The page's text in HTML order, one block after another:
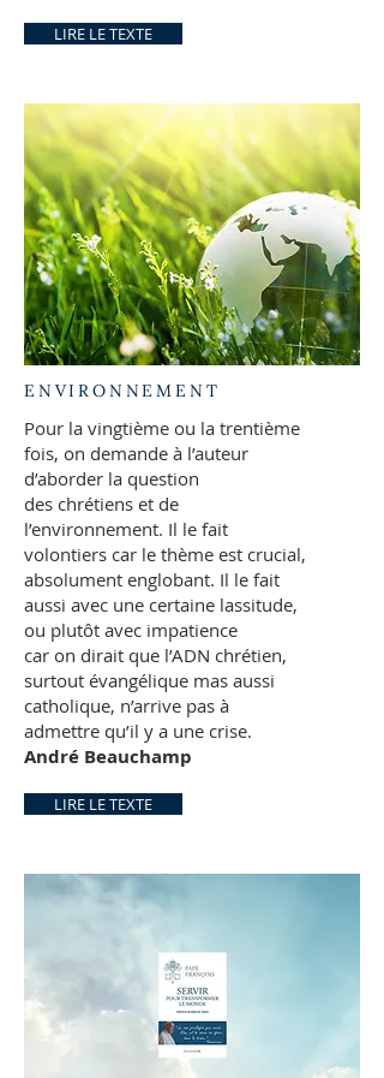
LIRE LE TEXTE
ENVIRONNEMENT
Pour la vingtième ou la trentième
fois, on demande à l’auteur
d’aborder la question
des chrétiens et de
l’environnement. Il le fait
volontiers car le thème est crucial,
absolument englobant. Il le fait
aussi avec une certaine lassitude,
ou plutôt avec impatience
car on dirait que l’ADN chrétien,
surtout évangélique mas aussi
catholique, n’arrive pas à
admettre qu’il y a une crise.
André Beauchamp
LIRE LE TEXTE